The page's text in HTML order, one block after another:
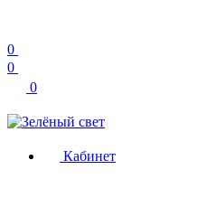
0
0
0
Кабинет